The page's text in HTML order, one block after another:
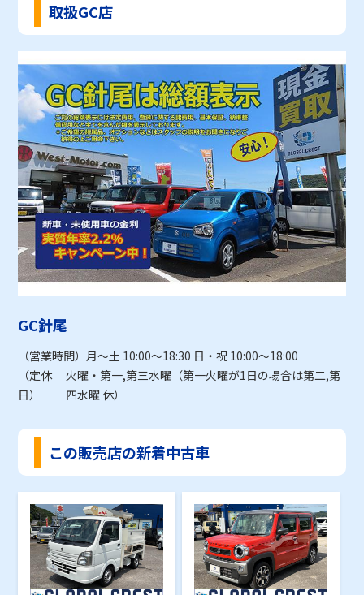
取扱GC店
GC針尾
（営業時間） 月～土 10:00～18:30 日・祝 10:00～18:00
（定休
日）
火曜・第一,第三水曜（第一火曜が1日の場合は第二,第
四水曜 休）
この販売店の新着中古車